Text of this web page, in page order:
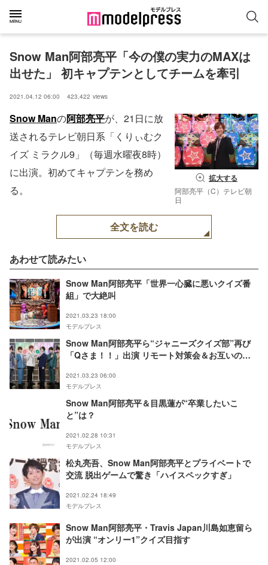
Snow Man阿部亮平「今の僕の実力のMAXは
出せた」 初キャプテンとしてチームを牽引
2021.04.12 06:00 423,422 views
拡大する
阿部亮平（C）テレビ朝
日
Snow Manの阿部亮平が、21日に放
送されるテレビ朝日系「くりぃむク
イズ ミラクル9」（毎週水曜夜8時）
に出演。初めてキャプテンを務め
る。
全文を読む
あわせて読みたい
Snow Man阿部亮平「世界一心臓に悪いクイズ番
組」で大絶叫
2021.03.23 18:00
モデルプレス
Snow Man阿部亮平ら“ジャニーズクイズ部”再び
「Qさま！！」出演 リモート対策会＆お互いの印
2021.03.23 06:00
モデルプレス
Snow Man阿部亮平＆目黒蓮が“卒業したいこ
と”は？
2021.02.28 10:31
モデルプレス
松丸亮吾、Snow Man阿部亮平とプライベートで
交流 脱出ゲームで驚き「ハイスペックすぎ」
2021.02.24 18:49
モデルプレス
Snow Man阿部亮平・Travis Japan川島如恵留ら
が出演 “オンリー1”クイズ目指す
2021.02.05 12:00